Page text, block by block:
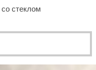
стеклом